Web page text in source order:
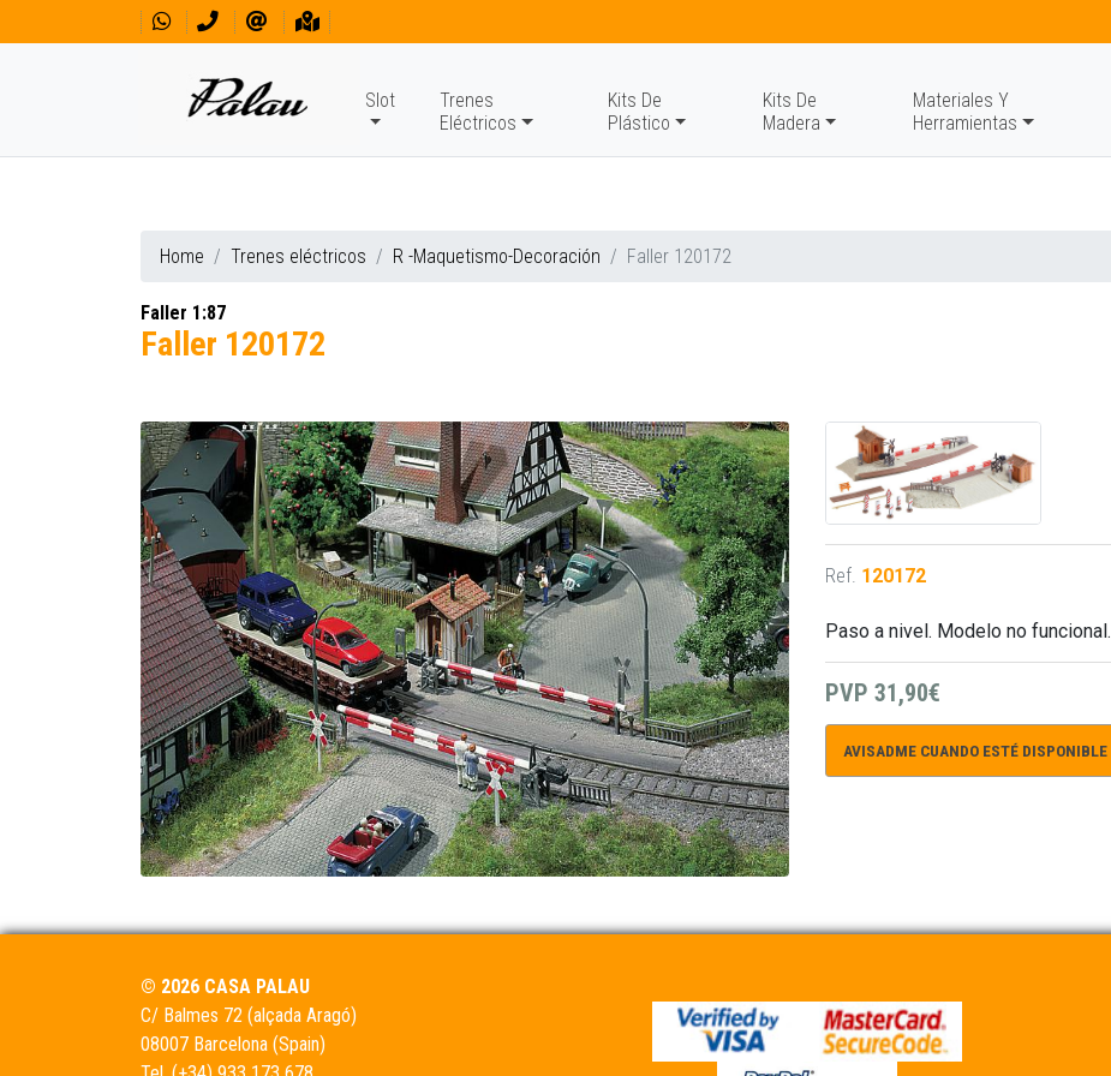
Slot
Trenes
Eléctricos
Kits De
Plástico
Kits De
Madera
Materiales Y
Herramientas
Home Trenes eléctricos R -Maquetismo-Decoración Faller 120172
Faller 1:87
Faller 120172
Ref. 120172
Paso a nivel. Modelo no funcional.
PVP 31,90€
AVISADME CUANDO ESTÉ DISPONIBLE
© 2026 CASA PALAU
C/ Balmes 72 (alçada Aragó)
08007 Barcelona (Spain)